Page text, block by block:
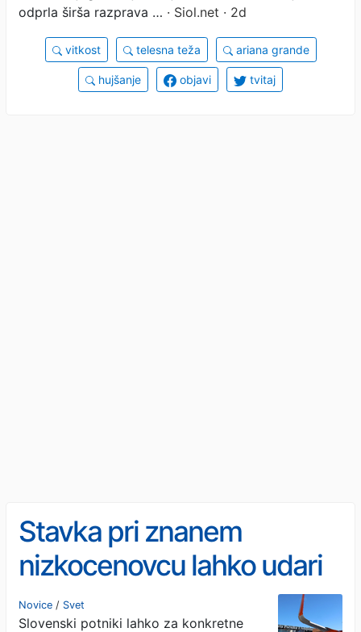
odprla širša razprava … · Siol.net · 2d
vitkost telesna teža ariana grande
hujšanje objavi tvitaj
Stavka pri znanem
nizkocenovcu lahko udari
slovenske potnike
Novice / Svet
Slovenski potniki lahko za konkretne